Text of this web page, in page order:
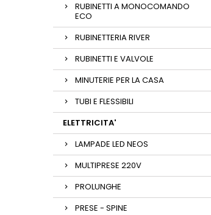
RUBINETTI A MONOCOMANDO
ECO
RUBINETTERIA RIVER
RUBINETTI E VALVOLE
MINUTERIE PER LA CASA
TUBI E FLESSIBILI
ELETTRICITA'
LAMPADE LED NEOS
MULTIPRESE 220V
PROLUNGHE
PRESE - SPINE